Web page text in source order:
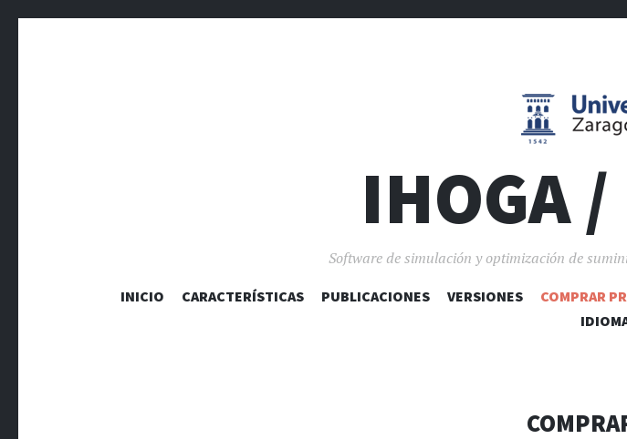
IHOGA
Software de simulación y optimización de
INICIO CARACTERÍSTICAS PUBLICACIONES VERSIONES COMPRAR